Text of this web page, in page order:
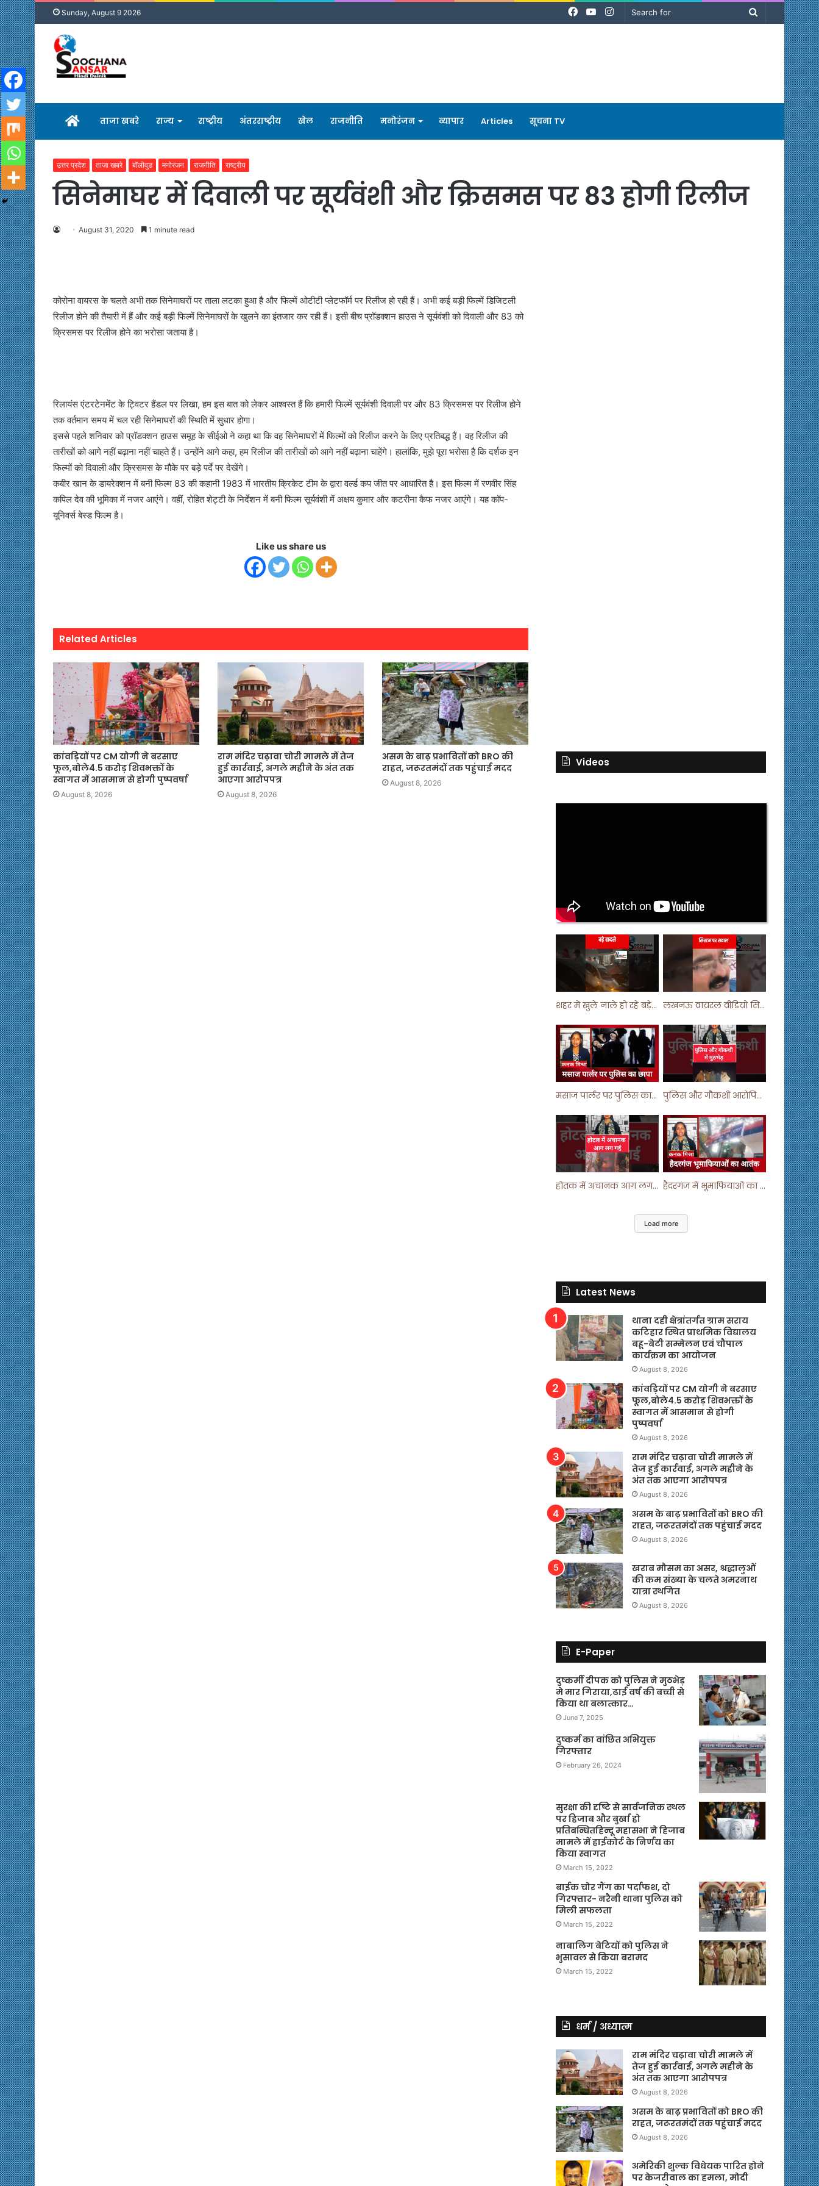
Sunday, August 9 2026
Search
Instagram
YouTube
Facebook
होम ताजा खबरे राज्य राष्ट्रीय अंतरराष्ट्रीय खेल राजनीति मनोरंजन व्यापार Articles सूचना TV
उत्तर प्रदेश ताजा खबरे बॉलीवुड मनोरंजन राजनीति राष्ट्रीय
सिनेमाघर में दिवाली पर सूर्यवंशी और क्रिसमस पर 83 होगी रिलीज
August 31, 2020 1 minute read
कोरोना वायरस के चलते अभी तक सिनेमाघरों पर ताला लटका हुआ है और फिल्में ओटीटी प्लेटफॉर्म पर रिलीज हो रही हैं। अभी कई बड़ी फिल्में डिजिटली
रिलीज होने की तैयारी में हैं और कई बड़ी फिल्में सिनेमाघरों के खुलने का इंतजार कर रही हैं। इसी बीच प्रॉडक्शन हाउस ने सूर्यवंशी को दिवाली और 83 को
क्रिसमस पर रिलीज होने का भरोसा जताया है।
रिलायंस एंटरटेनमेंट के ट्विटर हैंडल पर लिखा, हम इस बात को लेकर आश्वस्त हैं कि हमारी फिल्में सूर्यवंशी दिवाली पर और 83 क्रिसमस पर रिलीज होने
तक वर्तमान समय में चल रही सिनेमाघरों की स्थिति में सुधार होगा।
इससे पहले शनिवार को प्रॉडक्शन हाउस समूह के सीईओ ने कहा था कि वह सिनेमाघरों में फिल्मों को रिलीज करने के लिए प्रतिबद्ध हैं। वह रिलीज की
तारीखों को आगे नहीं बढ़ाना नहीं चाहते हैं। उन्होंने आगे कहा, हम रिलीज की तारीखों को आगे नहीं बढ़ाना चाहेंगे। हालांकि, मुझे पूरा भरोसा है कि दर्शक इन
फिल्मों को दिवाली और क्रिसमस के मौके पर बड़े पर्दे पर देखेंगे।
कबीर खान के डायरेक्शन में बनी फिल्म 83 की कहानी 1983 में भारतीय क्रिकेट टीम के द्वारा वर्ल्ड कप जीत पर आधारित है। इस फिल्म में रणवीर सिंह
कपिल देव की भूमिका में नजर आएंगे। वहीं, रोहित शेट्टी के निर्देशन में बनी फिल्म सूर्यवंशी में अक्षय कुमार और कटरीना कैफ नजर आएंगे। यह कॉप-
यूनिवर्स बेस्ड फिल्म है।
Like us share us
Related Articles
कांवड़ियों पर CM योगी ने बरसाए
फूल,बोले4.5 करोड़ शिवभक्तों के
स्वागत में आसमान से होगी पुष्पवर्षा
August 8, 2026
राम मंदिर चढ़ावा चोरी मामले में तेज
हुई कार्रवाई, अगले महीने के अंत तक
आएगा आरोपपत्र
August 8, 2026
असम के बाढ़ प्रभावितों को BRO की
राहत, जरूरतमंदों तक पहुंचाई मदद
August 8, 2026
Videos
शहर में खुले नाले हो रहे बड़े हादसे ! #shortsvideo #shorts लखनऊ वायरल वीडियो सिस्टम पर सवाल ! #shorts #shortvideo
मसाज पार्लर पर पुलिस का छापा ! #viralvideo #trending #parlour पुलिस और गौकशी आरोपियों में मुठभेड़ ! #shortvideo #shorts #shortsfeed
होतक में अचानक आग लगने से मचा हड़कंप ! #shortsfeed #shorts #viralshorts हैदरगंज में भूमाफियाओं का आतंक ! #upnews #viral #viralvideo
Load more
Latest News
थाना दही क्षेत्रांतर्गत ग्राम सराय
कटिहार स्थित प्राथमिक विद्यालय
बहू-बेटी सम्मेलन एवं चौपाल
कार्यक्रम का आयोजन
August 8, 2026
कांवड़ियों पर CM योगी ने बरसाए
फूल,बोले4.5 करोड़ शिवभक्तों के
स्वागत में आसमान से होगी
पुष्पवर्षा
August 8, 2026
राम मंदिर चढ़ावा चोरी मामले में
तेज हुई कार्रवाई, अगले महीने के
अंत तक आएगा आरोपपत्र
August 8, 2026
असम के बाढ़ प्रभावितों को BRO की
राहत, जरूरतमंदों तक पहुंचाई मदद
August 8, 2026
खराब मौसम का असर, श्रद्धालुओं
की कम संख्या के चलते अमरनाथ
यात्रा स्थगित
August 8, 2026
E-Paper
दुष्कर्मी दीपक को पुलिस ने मुठभेड़
मे मार गिराया,ढाई वर्ष की बच्ची से
किया था बलात्कार…
June 7, 2025
दुष्कर्म का वांछित अभियुक्त
गिरफ्तार
February 26, 2024
सुरक्षा की दृष्टि से सार्वजनिक स्थल
पर हिजाब और बुर्खा हो
प्रतिबन्धितहिन्दू महासभा ने हिजाब
मामले में हाईकोर्ट के निर्णय का
किया स्वागत
March 15, 2022
बाईक चोर गैंग का पर्दाफश, दो
गिरफ्तार- नरैनी थाना पुलिस को
मिली सफलता
March 15, 2022
नाबालिग बेटियों को पुलिस ने
भुसावल से किया बरामद
March 15, 2022
धर्म / अध्यात्म
राम मंदिर चढ़ावा चोरी मामले में
तेज हुई कार्रवाई, अगले महीने के
अंत तक आएगा आरोपपत्र
August 8, 2026
असम के बाढ़ प्रभावितों को BRO की
राहत, जरूरतमंदों तक पहुंचाई मदद
August 8, 2026
अमेरिकी शुल्क विधेयक पारित होने
पर केजरीवाल का हमला, मोदी